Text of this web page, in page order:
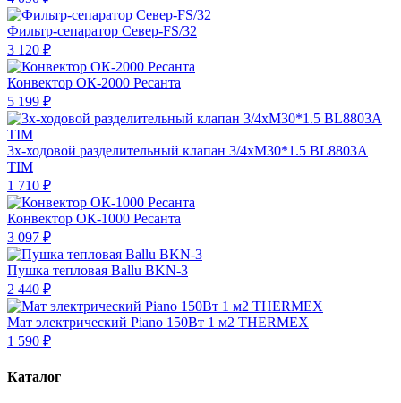
Фильтр-сепаратор Север-FS/32
3 120 ₽
Конвектор ОК-2000 Ресанта
5 199 ₽
3х-ходовой разделительный клапан 3/4хМ30*1.5 BL8803A
TIM
1 710 ₽
Конвектор ОК-1000 Ресанта
3 097 ₽
Пушка тепловая Ballu BKN-3
2 440 ₽
Мат электрический Piano 150Вт 1 м2 THERMEX
1 590 ₽
Каталог